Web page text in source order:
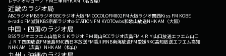
近畿のラジオ局
ABCラジオMBSラジオOBCラジオ大阪FM COCOLOFM802FM大阪ラジオ関西Kiss FM KOBE
e-radio FM滋賀KBS京都ラジオα-STATION FM KYOTOwbs和歌山放送NHK AM（大阪）
中国・四国のラジオ局
BSSラジオエフエム山陰ＲＳＫラジオ ＦＭ岡山RCCラジオ広島FM ＫＲＹ山口放送エフエム山口
ＪＲＴ四国放送FM徳島RNC西日本放送FM香川RNB南海放送FM愛媛RKC高知放送エフエム高知
NHK AM（広島） NHK AM（松山）